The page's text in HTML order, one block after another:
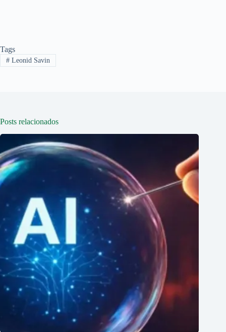
Tags
#Leonid Savin
Posts relacionados